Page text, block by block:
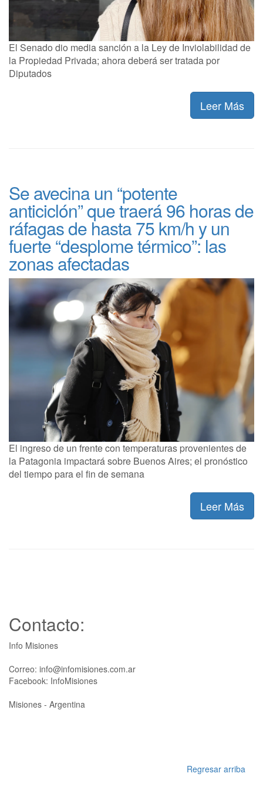
El Senado dio media sanción a la Ley de Inviolabilidad de
la Propiedad Privada; ahora deberá ser tratada por
Diputados
Leer Más
Se avecina un “potente
anticiclón” que traerá 96 horas de
ráfagas de hasta 75 km/h y un
fuerte “desplome térmico”: las
zonas afectadas
El ingreso de un frente con temperaturas provenientes de
la Patagonia impactará sobre Buenos Aires; el pronóstico
del tiempo para el fin de semana
Leer Más
Contacto:
Info Misiones
Correo: info@infomisiones.com.ar
Facebook: InfoMisiones
Misiones - Argentina
Regresar arriba